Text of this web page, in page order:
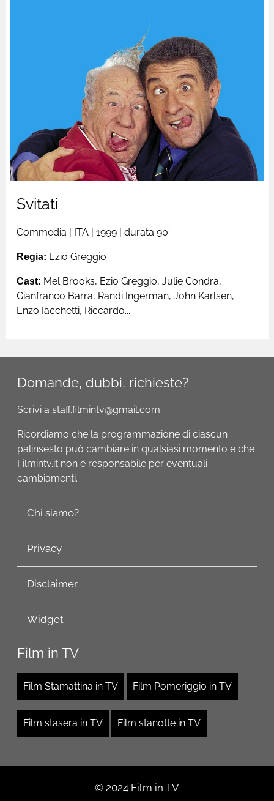
Svitati
Commedia | ITA | 1999 | durata 90'
Regia: Ezio Greggio
Cast: Mel Brooks, Ezio Greggio, Julie Condra,
Gianfranco Barra, Randi Ingerman, John Karlsen,
Enzo Iacchetti, Riccardo...
Domande, dubbi, richieste?
Scrivi a staff.filmintv@gmail.com
Ricordiamo che la programmazione di ciascun
palinsesto può cambiare in qualsiasi momento e che
Filmintv.it non è responsabile per eventuali
cambiamenti.
Chi siamo?
Privacy
Disclaimer
Widget
Film in TV
Film Stamattina in TV Film Pomeriggio in TV
Film stasera in TV Film stanotte in TV
© 2024 Film in TV